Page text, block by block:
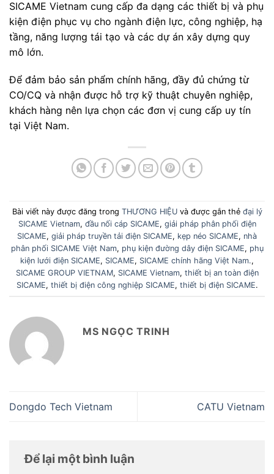
SICAME Vietnam cung cấp đa dạng các thiết bị và phụ
kiện điện phục vụ cho ngành điện lực, công nghiệp, hạ
tầng, năng lượng tái tạo và các dự án xây dựng quy
mô lớn.
Để đảm bảo sản phẩm chính hãng, đầy đủ chứng từ
CO/CQ và nhận được hỗ trợ kỹ thuật chuyên nghiệp,
khách hàng nên lựa chọn các đơn vị cung cấp uy tín
tại Việt Nam.
Bài viết này được đăng trong THƯƠNG HIỆUvà được gắn thẻ đại lý
SICAME Vietnam, đầu nối cáp SICAME, giải pháp phân phối điện
SICAME, giải pháp truyền tải điện SICAME, kẹp néo SICAME, nhà
phân phối SICAME Việt Nam, phụ kiện đường dây điện SICAME, phụ
kiện lưới điện SICAME, SICAME, SICAME chính hãng Việt Nam.,
SICAME GROUP VIETNAM, SICAME Vietnam, thiết bị an toàn điện
SICAME, thiết bị điện công nghiệp SICAME, thiết bị điện SICAME.
MS NGỌC TRINH
Dongdo Tech Vietnam CATU Vietnam
Để lại một bình luận